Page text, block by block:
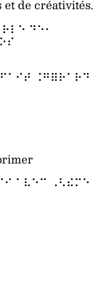
de créativités.
⠙⠑⠂
⠨⠛⠿⠗⠁⠗⠙
⠁⠧⠑⠉ ⠠⠣⠮⠍⠑